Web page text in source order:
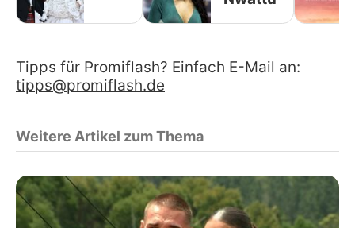
Tipps für Promiflash? Einfach E-Mail an:
tipps@promiflash.de
Weitere Artikel zum Thema